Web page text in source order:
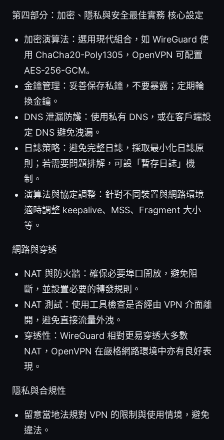
第四部分：加密、隱私與安全最佳實務 核心設定
加密演算法：選用現代組合，如 WireGuard 使
用 ChaCha20-Poly1305，OpenVPN 可配置
AES-256-GCM。
金鑰管理：妥善保存私鑰，不要暴露；定期輪
換金鑰。
DNS 泄漏防護：使用私有 DNS，或在客戶端設
定 DNS 避免洩漏。
日誌策略：避免完整日誌，採取最小化日誌原
則；若需要問題排解，可設「暫存日誌」機
制。
演算法與協定調整：針對不同裝置與網路環境
適時調整 keepalive、MSS、Fragment 大小
等。
網路與穿透
NAT 與防火牆：確保必要埠口開放，避免阻
斷，並設置必要的轉發規則。
NAT 測試：使用工具檢查是否經由 VPN 介面離
開，避免直接流量外洩。
穿透性：WireGuard 相對更易穿透大多數
NAT，OpenVPN 在嚴格網路環境中亦有良好表
現。
隱私與合規性
留意當地法規對 VPN 的限制與使用情境，避免
違法。